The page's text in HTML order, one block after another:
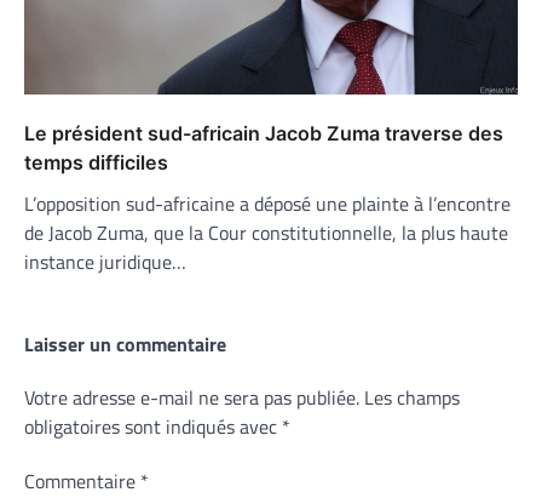
Le président sud-africain Jacob Zuma traverse des
temps difficiles
L’opposition sud-africaine a déposé une plainte à l’encontre
de Jacob Zuma, que la Cour constitutionnelle, la plus haute
instance juridique…
Laisser un commentaire
Votre adresse e-mail ne sera pas publiée. Les champs
obligatoires sont indiqués avec *
Commentaire *